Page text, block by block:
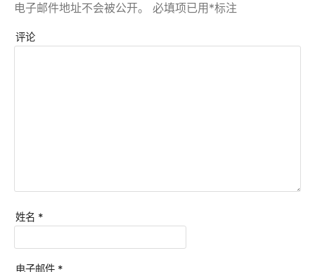
电子邮件地址不会被公开。 必填项已用 *标注
评论
姓名 *
电子邮件 *